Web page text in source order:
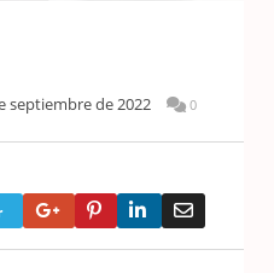
septiembre de 2022 0
Google+PinterestLinkedIn